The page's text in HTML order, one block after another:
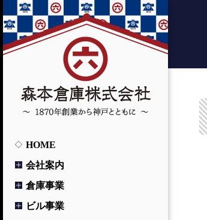
HOME
会社案内
倉庫事業
ビル事業